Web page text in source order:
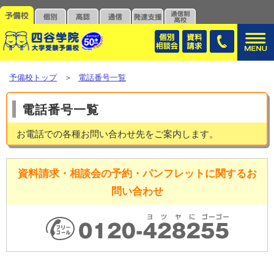
予備校トップ＞電話番号一覧
電話番号一覧
お電話での各種お問い合わせ先をご案内します。
資料請求・相談会の予約・パンフレットに関するお
問い合わせ